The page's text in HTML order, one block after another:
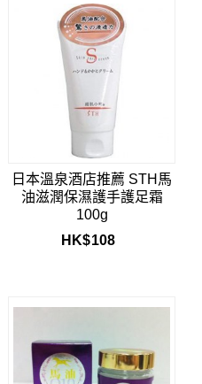
日本溫泉酒店推薦 STH馬
油滋潤保濕護手護足霜
100g
HK$108